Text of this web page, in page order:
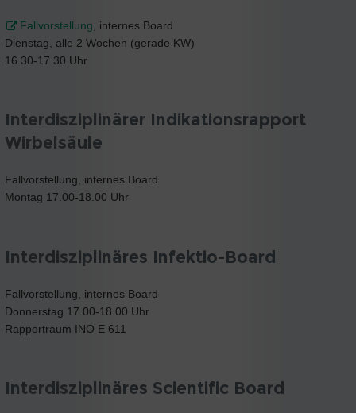
Fallvorstellung , internes Board
Dienstag, alle 2 Wochen (gerade KW)
16.30-17.30 Uhr
Interdisziplinärer Indikationsrapport
Wirbelsäule
Fallvorstellung, internes Board
Montag 17.00-18.00 Uhr
Interdisziplinäres Infektio-Board
Fallvorstellung, internes Board
Donnerstag 17.00-18.00 Uhr
Rapportraum INO E 611
Interdisziplinäres Scientific Board